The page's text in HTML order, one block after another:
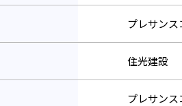
プレサン
住光建設
プレサンス